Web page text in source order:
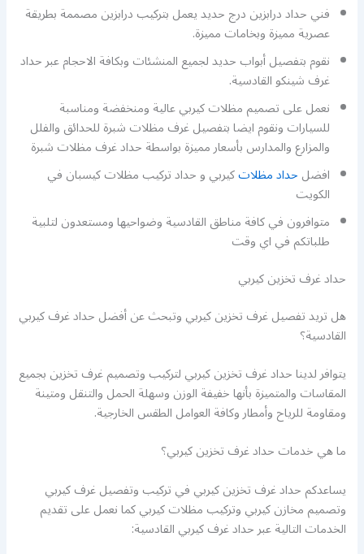
فني حداد درابزين درج حديد يعمل بتركيب درابزين مصممة بطريقة
عصرية مميزة وبخامات مميزة.
نقوم بتفصيل أبواب حديد لجميع المنشئات وبكافة الاحجام عبر حداد
غرف شينكو القادسية.
نعمل على تصميم مظلات كيربي عالية ومنخفضة ومناسبة
للسيارات ونقوم ايضا بتفصيل غرف مظلات شبرة للحدائق والفلل
والمزارع والمدارس بأسعار مميزة بواسطة حداد غرف مظلات شبرة
افضلحداد مظلاتكيربي و حداد تركيب مظلات كيسبان في
الكويت
متوافرون في كافة مناطق القادسية وضواحيها ومستعدون لتلبية
طلباتكم في اي وقت
حداد غرف تخزين كيربي
هل تريد تفصيل غرف تخزين كيربي وتبحث عن أفضل حداد غرف كيربي
القادسية؟
يتوافر لدينا حداد غرف تخزين كيربي لتركيب وتصميم غرف تخزين بجميع
المقاسات والمتميزة بأنها خفيفة الوزن وسهلة الحمل والتنقل ومتينة
ومقاومة للرياح وأمطار وكافة العوامل الطقس الخارجية.
ما هي خدمات حداد غرف تخزين كيربي؟
يساعدكم حداد غرف تخزين كيربي في تركيب وتفصيل غرف كيربي
وتصميم مخازن كيربي وتركيب مظلات كيربي كما نعمل على تقديم
الخدمات التالية عبر حداد غرف كيربي القادسية: